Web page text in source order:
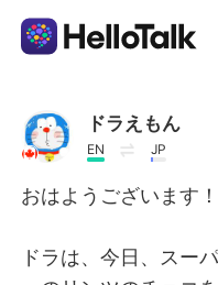
ドラえもん
EN JP
おはようございます！
ドラは、今日、スー